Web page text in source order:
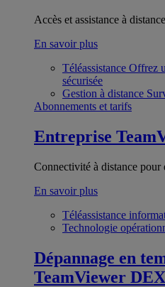
Accès et assistance à
En savoir plus
Téléassistance Offrez
sécurisée
Gestion à distance
Abonnements et tarifs
Entreprise
Connectivité à distance pour
En savoir plus
Téléassistance
Technologie
Dépannage en
TeamViewer DEX